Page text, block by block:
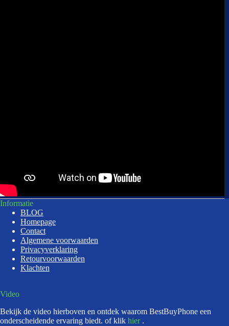
Informatie
BLOG
Homepage
Contact
Algemene voorwaarden
Privacyverklaring
Retourvoorwaarden
Klachten
Video
Bekijk de video hierboven en ontdek waarom BestBuyPhone een
onderscheidende ervaring biedt. of klik hier .